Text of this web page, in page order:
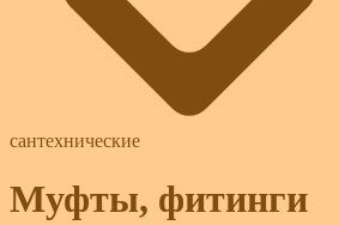
сантехнические
Муфты, фитинги